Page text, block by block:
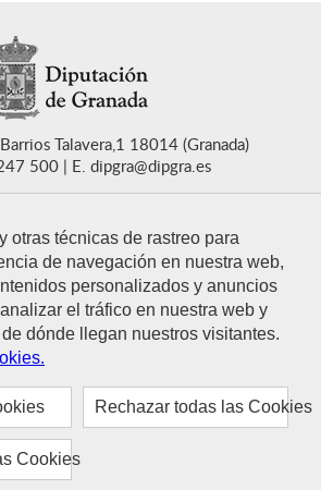
otras técnicas de rastreo para
de navegación en nuestra web,
personalizados y anuncios
el tráfico en nuestra web y
dónde llegan nuestros visitantes.
Rechazar todas las Cookies
Cookies
Talavera,1 18014 (Granada)
500
E. dipgra@dipgra.es
CONTACTO
de privacidad